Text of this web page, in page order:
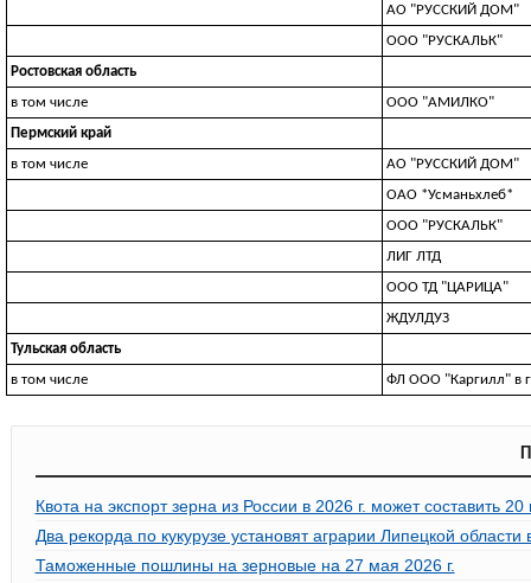
АО "РУССКИЙ ДОМ"
ООО "РУСКАЛЬК"
Ростовская область
в том числе
ООО "АМИЛКО"
Пермский край
в том числе
АО "РУССКИЙ ДОМ"
ОАО *Усманьхлеб*
ООО "РУСКАЛЬК"
ЛИГ ЛТД
ООО ТД "ЦАРИЦА"
ЖДУЛДУЗ
Тульская область
в том числе
ФЛ ООО "Каргилл" в
Квота на экспорт зерна из России в 2026 г. может составить
Два рекорда по кукурузе установят аграрии Липецкой области
Таможенные пошлины на зерновые на 27 мая 2026 г.